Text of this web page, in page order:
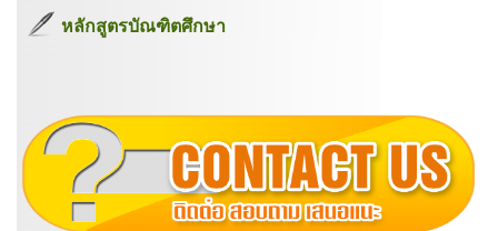
หลักสูตรบัณฑิตศึกษา